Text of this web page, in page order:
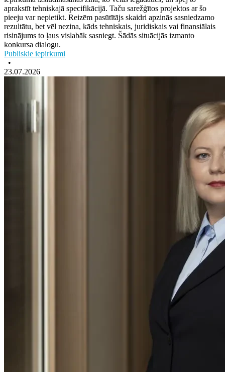
aprakstīt tehniskajā specifikācijā. Taču sarežģītos projektos ar šo
pieeju var nepietikt. Reizēm pasūtītājs skaidri apzinās sasniedzamo
rezultātu, bet vēl nezina, kāds tehniskais, juridiskais vai finansiālais
risinājums to ļaus vislabāk sasniegt. Šādās situācijās izmanto
konkursa dialogu.
Publiskie iepirkumi
•
23.07.2026